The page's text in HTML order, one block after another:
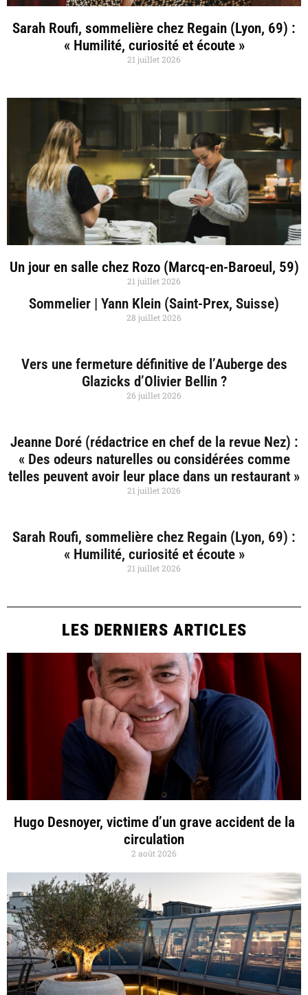
Sarah Roufi, sommelière chez Regain (Lyon, 69) :
« Humilité, curiosité et écoute »
21 juillet 2026
Un jour en salle chez Rozo (Marcq-en-Baroeul, 59)
21 juillet 2026
Sommelier | Yann Klein (Saint-Prex, Suisse)
28 juillet 2026
Vers une fermeture définitive de l’Auberge des
Glazicks d’Olivier Bellin ?
26 juillet 2026
Jeanne Doré (rédactrice en chef de la revue Nez) :
« Des odeurs naturelles ou considérées comme
telles peuvent avoir leur place dans un restaurant »
21 juillet 2026
Sarah Roufi, sommelière chez Regain (Lyon, 69) :
« Humilité, curiosité et écoute »
21 juillet 2026
LES DERNIERS ARTICLES
Hugo Desnoyer, victime d’un grave accident de la
circulation
2 août 2026